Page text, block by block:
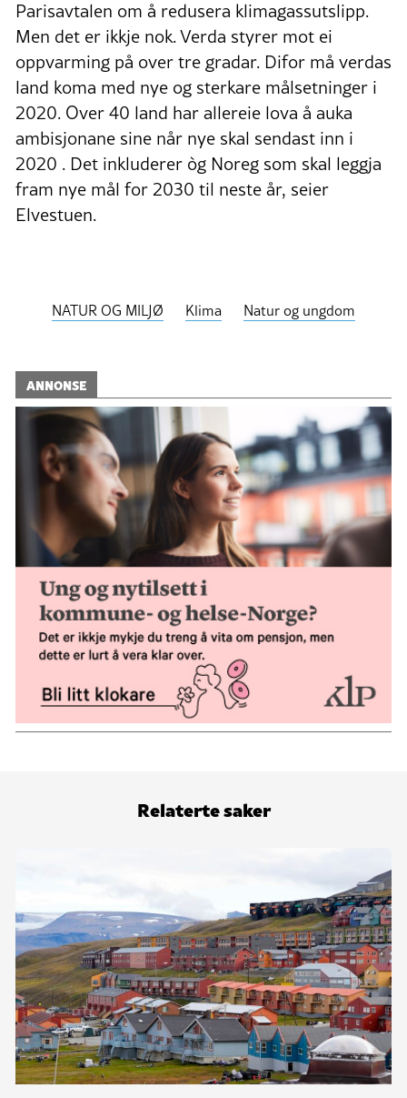
Parisavtalen om å redusera klimagassutslipp.
Men det er ikkje nok. Verda styrer mot ei
oppvarming på over tre gradar. Difor må verdas
land koma med nye og sterkare målsetninger i
2020. Over 40 land har allereie lova å auka
ambisjonane sine når nye skal sendast inn i
2020 . Det inkluderer òg Noreg som skal leggja
fram nye mål for 2030 til neste år, seier
Elvestuen.
NATUR OG MILJØ Klima Natur og ungdom
ANNONSE
Relaterte saker